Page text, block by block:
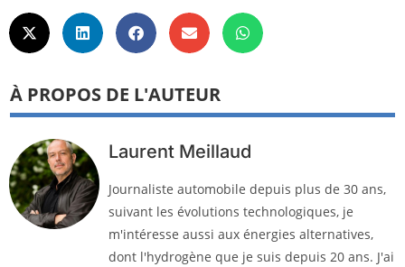
À PROPOS DE L'AUTEUR
Laurent Meillaud
Journaliste automobile depuis plus de 30 ans,
suivant les évolutions technologiques, je
m'intéresse aussi aux énergies alternatives,
dont l'hydrogène que je suis depuis 20 ans. J'ai